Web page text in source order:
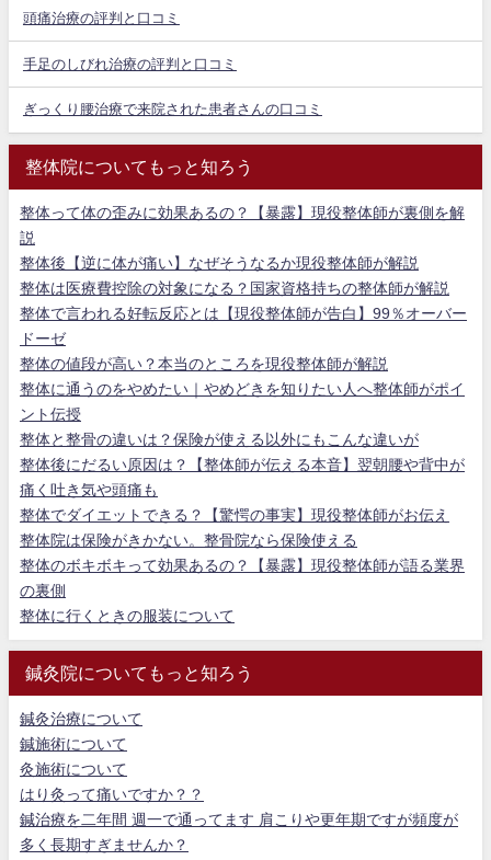
頭痛治療の評判と口コミ
手足のしびれ治療の評判と口コミ
ぎっくり腰治療で来院された患者さんの口コミ
整体院についてもっと知ろう
整体って体の歪みに効果あるの？【暴露】現役整体師が裏側を解
説
整体後【逆に体が痛い】なぜそうなるか現役整体師が解説
整体は医療費控除の対象になる？国家資格持ちの整体師が解説
整体で言われる好転反応とは【現役整体師が告白】99％オーバー
ドーゼ
整体の値段が高い？本当のところを現役整体師が解説
整体に通うのをやめたい｜やめどきを知りたい人へ整体師がポイ
ント伝授
整体と整骨の違いは？保険が使える以外にもこんな違いが
整体後にだるい原因は？【整体師が伝える本音】翌朝腰や背中が
痛く吐き気や頭痛も
整体でダイエットできる？【驚愕の事実】現役整体師がお伝え
整体院は保険がきかない。整骨院なら保険使える
整体のボキボキって効果あるの？【暴露】現役整体師が語る業界
の裏側
整体に行くときの服装について
鍼灸院についてもっと知ろう
鍼灸治療について
鍼施術について
灸施術について
はり灸って痛いですか？？
鍼治療を二年間 週一で通ってます 肩こりや更年期ですが頻度が
多く長期すぎませんか？